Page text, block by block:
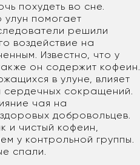
похудеть во сне.
улун помогает
решили
воздействие на
Известно, что у
он содержит кофеин.
в улуне, влияет
сердечных сокращений.
чая на
добровольцев.
и чистый кофеин,
у контрольной группы.
спали.